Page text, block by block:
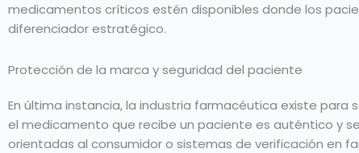
medicamentos críticos estén disponibles donde los
diferenciador estratégico.
Protección de la marca y seguridad del paciente
En última instancia, la industria farmacéutica existe para
el medicamento que recibe un paciente es auténtico y
orientadas al consumidor o sistemas de verificación en